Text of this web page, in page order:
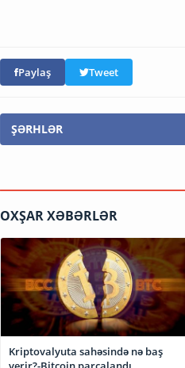
Paylaş Tweet
ŞƏRHLƏR
OXŞAR XƏBƏRLƏR
Kriptovalyuta sahəsində nə baş